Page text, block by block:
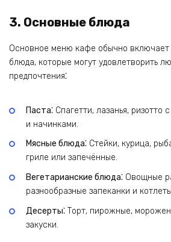
3. Основные блюда
Основное меню кафе обычно включает
блюда, которые могут удовлетворить
предпочтения⁚
Паста⁚ Спагетти, лазанья, ризотто
и начинками.
Мясные блюда⁚ Стейки, курица,
гриле или запечённые.
Вегетарианские блюда⁚ Овощные
разнообразные запеканки и
Десерты⁚ Торт, пирожные,
закуски.